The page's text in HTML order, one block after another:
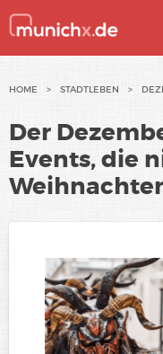
Skip
content
HOME > STADTLEBEN >
Der
Events, die